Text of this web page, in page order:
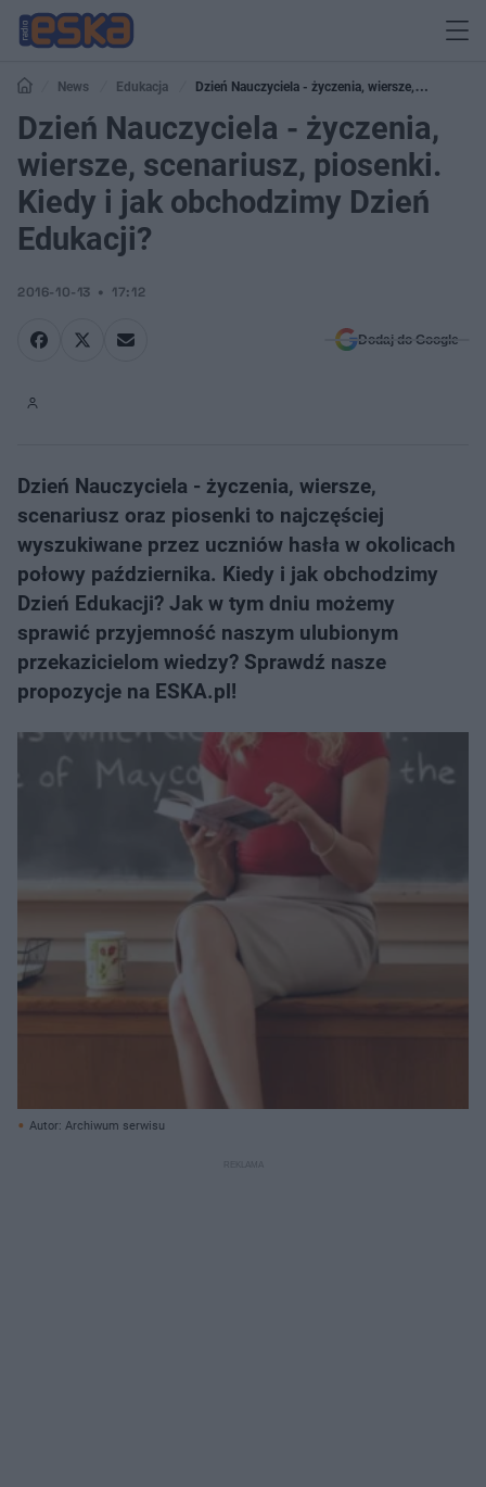
News Edukacja
Dzień Nauczyciela - życzenia, wiersze,
scenariusz, piosenki. Kiedy i jak obchodzimy Dzień Edukacji?
Dzień Nauczyciela - życzenia,
wiersze, scenariusz, piosenki.
Kiedy i jak obchodzimy Dzień
Edukacji?
2016-10-13 17:12
Dodaj do Google
Dzień Nauczyciela - życzenia, wiersze,
scenariusz oraz piosenki to najczęściej
wyszukiwane przez uczniów hasła w okolicach
połowy października. Kiedy i jak obchodzimy
Dzień Edukacji? Jak w tym dniu możemy
sprawić przyjemność naszym ulubionym
przekazicielom wiedzy? Sprawdź nasze
propozycje na ESKA.pl!
Autor: Archiwum serwisu